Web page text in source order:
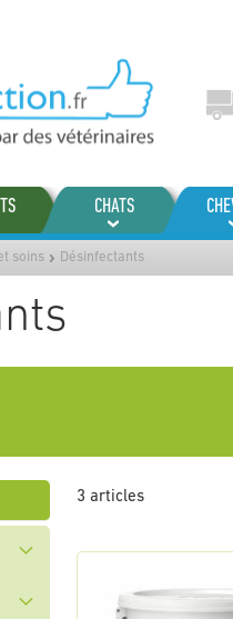
CHATS
soins Désinfectants
3 articles